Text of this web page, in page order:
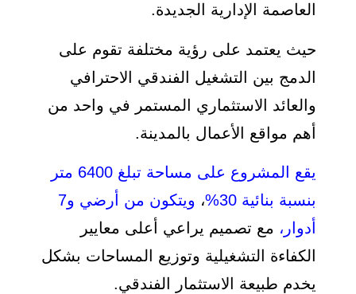
العاصمة الإدارية الجديدة.
حيث يعتمد على رؤية مختلفة تقوم على
الدمج بين التشغيل الفندقي الاحترافي
والعائد الاستثماري المستمر في واحد من
أهم مواقع الأعمال بالمدينة.
يقع المشروع على مساحة تبلغ 6400 متر
بنسبة بنائية 30%
،
ويتكون من أرضي و7
أدوار، مع تصميم يراعي أعلى معايير
الكفاءة التشغيلية وتوزيع المساحات بشكل
يخدم طبيعة الاستثمار الفندقي.